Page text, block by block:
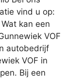
vind u op:
Wat kan een
VOF
autobedrijf
VOF in
Bij een